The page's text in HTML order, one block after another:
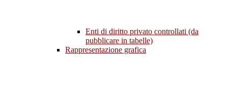
Enti di diritto privato controllati (da
pubblicare in tabelle)
Rappresentazione grafica